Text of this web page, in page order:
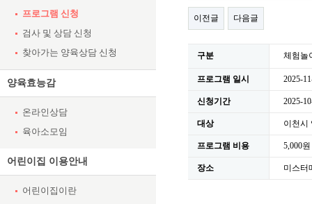
프로그램 신청
검사 및 상담 신청
찾아가는 양육상담 신청
양육효능감
온라인상담
육아소모임
어린이집 이용안내
어린이집이란
이전글 다음글
구분 체험놀
프로그램 일시 2025-
신청기간 2025-
대상 이천시
프로그램 비용 5,000원
장소 미스터